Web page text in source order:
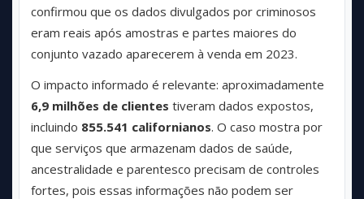
confirmou que os dados divulgados por criminosos
eram reais após amostras e partes maiores do
conjunto vazado aparecerem à venda em 2023.
O impacto informado é relevante: aproximadamente
6,9 milhões de clientes tiveram dados expostos,
incluindo 855.541 californianos. O caso mostra por
que serviços que armazenam dados de saúde,
ancestralidade e parentesco precisam de controles
fortes, pois essas informações não podem ser